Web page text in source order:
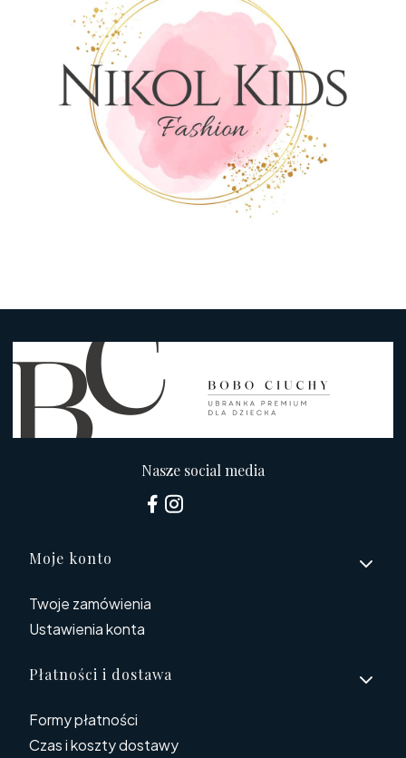
Nasze social media
Linki w stopce
Moje konto
Twoje zamówienia
Ustawienia konta
Płatności i dostawa
Formy płatności
Czas i koszty dostawy